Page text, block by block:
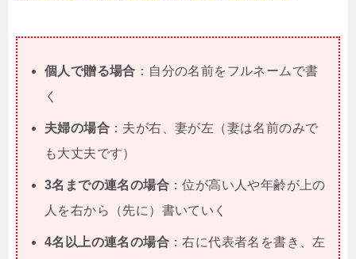
個人で贈る場合 ：自分の名前をフルネームで書
く
夫婦の場合 ：夫が右、妻が左（妻は名前のみで
も大丈夫です）
3名までの連名の場合 ：位が高い人や年齢が上の
人を右から（先に）書いていく
4名以上の連名の場合 ：右に代表者名を書き、左